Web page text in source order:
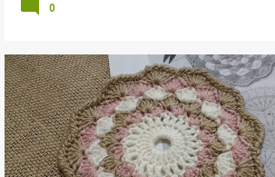
0
CROCHET HANDMADE ÖRGÜ MODELLERİ